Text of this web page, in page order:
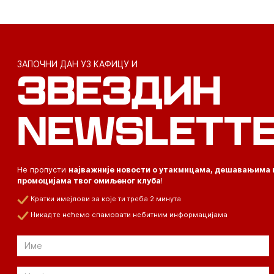
ЗАПОЧНИ ДАН УЗ КАФИЦУ И
ЗВЕЗДИН
Не пропусти најважније новости о утакмицама, дешавањима
промоцијама твог омиљеног клуба!
Кратки имејлови за које ти треба 2 минута
Никад те нећемо спамовати небитним информацијама
Email